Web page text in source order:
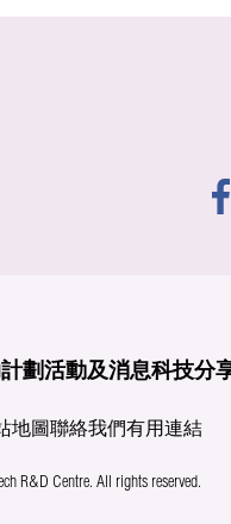
劃活動及消息科技分
地圖聯絡我們有用連結
R&D Centre. All rights reserved.